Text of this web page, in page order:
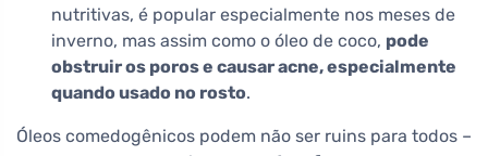
nutritivas, é popular especialmente nos meses de
inverno, mas assim como o óleo de coco, pode
obstruir os poros e causar acne, especialmente
quando usado no rosto.
Óleos comedogênicos podem não ser ruins para todos –